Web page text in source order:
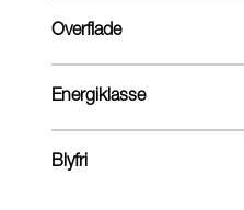
Overflade
Energiklasse
Blyfri